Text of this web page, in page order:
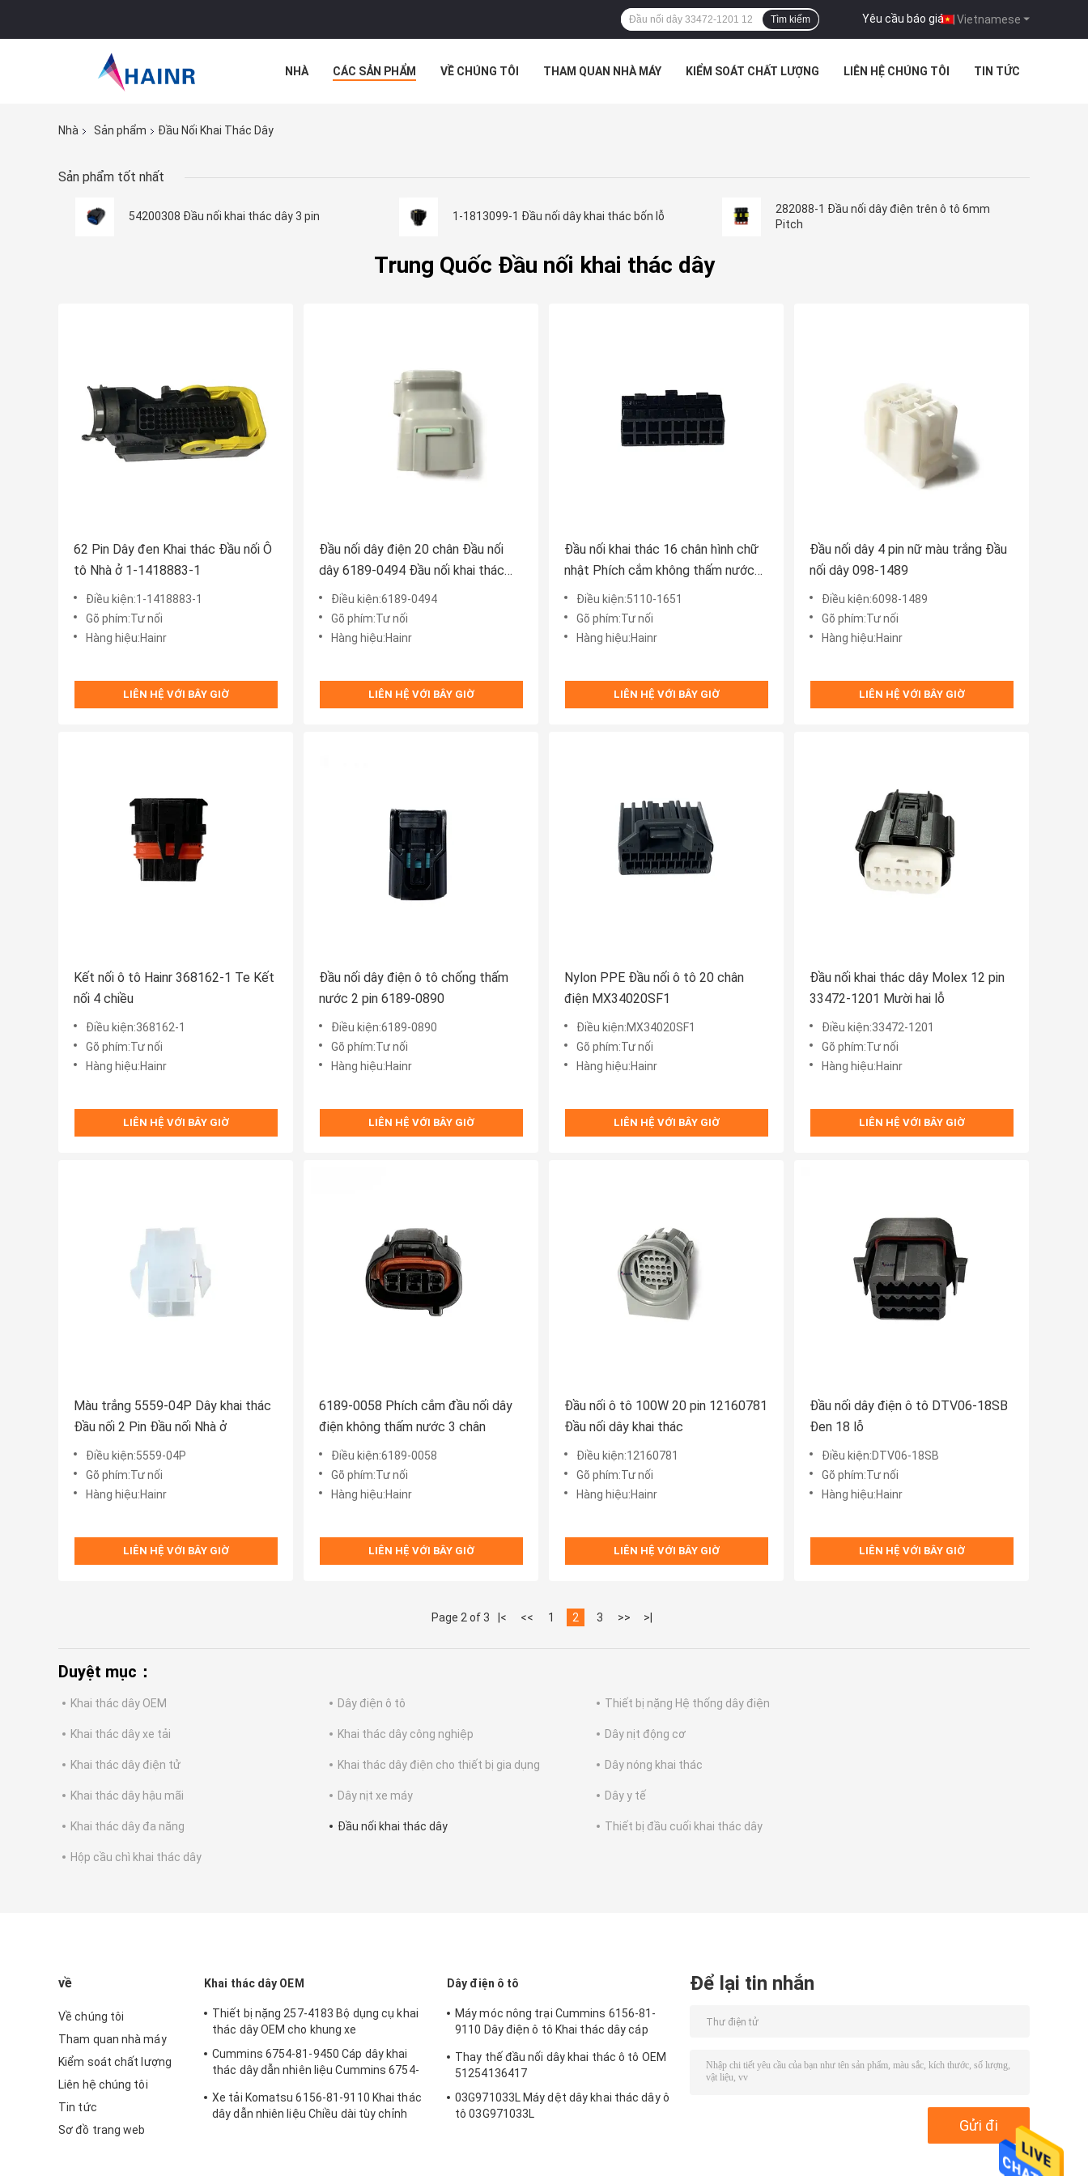
Vietnamese
Yêu cầu báo giá |
Tìm kiếm
NHÀ CÁC SẢN PHẨM VỀ CHÚNG TÔI THAM QUAN NHÀ MÁY KIỂM SOÁT CHẤT LƯỢNG LIÊN HỆ CHÚNG TÔI TIN TỨC
Nhà
Sản phẩm Đầu Nối Khai Thác Dây
Sản phẩm tốt nhất
54200308 Đầu nối khai thác dây 3 pin 1-1813099-1 Đầu nối dây khai thác bốn lỗ
282088-1 Đầu nối dây điện trên ô tô 6mm
Pitch
Trung Quốc Đầu nối khai thác dây
62 Pin Dây đen Khai thác Đầu nối Ô
tô Nhà ở 1-1418883-1
Điều kiện:1-1418883-1
Gõ phím:Tư nối
Hàng hiệu:Hainr
LIÊN HỆ VỚI BÂY GIỜ
Đầu nối dây điện 20 chân Đầu nối
dây 6189-0494 Đầu nối khai thác
dâyĐiều kiện:6189-0494
Gõ phím:Tư nối
Hàng hiệu:Hainr
LIÊN HỆ VỚI BÂY GIỜ
Đầu nối khai thác 16 chân hình chữ
nhật Phích cắm không thấm nước
5110-1651
Điều kiện:5110-1651
Gõ phím:Tư nối
Hàng hiệu:Hainr
LIÊN HỆ VỚI BÂY GIỜ
Đầu nối dây 4 pin nữ màu trắng Đầu
nối dây 098-1489
Điều kiện:6098-1489
Gõ phím:Tư nối
Hàng hiệu:Hainr
LIÊN HỆ VỚI BÂY GIỜ
Kết nối ô tô Hainr 368162-1 Te Kết
nối 4 chiều
Điều kiện:368162-1
Gõ phím:Tư nối
Hàng hiệu:Hainr
LIÊN HỆ VỚI BÂY GIỜ
Đầu nối dây điện ô tô chống thấm
nước 2 pin 6189-0890
Điều kiện:6189-0890
Gõ phím:Tư nối
Hàng hiệu:Hainr
LIÊN HỆ VỚI BÂY GIỜ
Nylon PPE Đầu nối ô tô 20 chân
điện MX34020SF1
Điều kiện:MX34020SF1
Gõ phím:Tư nối
Hàng hiệu:Hainr
LIÊN HỆ VỚI BÂY GIỜ
Đầu nối khai thác dây Molex 12 pin
33472-1201 Mười hai lỗ
Điều kiện:33472-1201
Gõ phím:Tư nối
Hàng hiệu:Hainr
LIÊN HỆ VỚI BÂY GIỜ
Màu trắng 5559-04P Dây khai thác
Đầu nối 2 Pin Đầu nối Nhà ở
Điều kiện:5559-04P
Gõ phím:Tư nối
Hàng hiệu:Hainr
LIÊN HỆ VỚI BÂY GIỜ
6189-0058 Phích cắm đầu nối dây
điện không thấm nước 3 chân
Điều kiện:6189-0058
Gõ phím:Tư nối
Hàng hiệu:Hainr
LIÊN HỆ VỚI BÂY GIỜ
Đầu nối ô tô 100W 20 pin 12160781
Đầu nối dây khai thác
Điều kiện:12160781
Gõ phím:Tư nối
Hàng hiệu:Hainr
LIÊN HỆ VỚI BÂY GIỜ
Đầu nối dây điện ô tô DTV06-18SB
Đen 18 lỗ
Điều kiện:DTV06-18SB
Gõ phím:Tư nối
Hàng hiệu:Hainr
LIÊN HỆ VỚI BÂY GIỜ
Page 2 of 3 |< << 1 2 3 >> >|
Duyệt mục：
Khai thác dây OEM Dây điện ô tô Thiết bị nặng Hệ thống dây điện
Khai thác dây xe tải Khai thác dây công nghiệp Dây nịt động cơ
Khai thác dây điện tử Khai thác dây điện cho thiết bị gia dụng Dây nóng khai thác
Khai thác dây hậu mãi Dây nịt xe máy Dây y tế
Khai thác dây đa năng Đầu nối khai thác dây Thiết bị đầu cuối khai thác dây
Hộp cầu chì khai thác dây
về
Về chúng tôi
Tham quan nhà máy
Kiểm soát chất lượng
Liên hệ chúng tôi
Tin tức
Sơ đồ trang web
Khai thác dây OEM
Thiết bị nặng 257-4183 Bộ dụng cụ khai
thác dây OEM cho khung xe
Cummins 6754-81-9450 Cáp dây khai
thác dây dẫn nhiên liệu Cummins 6754-
Xe tải Komatsu 6156-81-9110 Khai thác
dây dẫn nhiên liệu Chiều dài tùy chỉnh
Dây điện ô tô
Máy móc nông trại Cummins 6156-81-
9110 Dây điện ô tô Khai thác dây cáp
Thay thế đầu nối dây khai thác ô tô OEM
51254136417
03G971033L Máy dệt dây khai thác dây ô
tô 03G971033L
Để lại tin nhắn